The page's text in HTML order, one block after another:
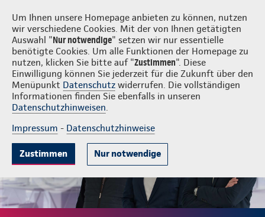
Um Ihnen unsere Homepage anbieten zu können, nutzen
wir verschiedene Cookies. Mit der von Ihnen getätigten
Auswahl "Nur notwendige" setzen wir nur essentielle
benötigte Cookies. Um alle Funktionen der Homepage zu
nutzen, klicken Sie bitte auf "Zustimmen". Diese
Einwilligung können Sie jederzeit für die Zukunft über den
Menüpunkt Datenschutz widerrufen. Die vollständigen
Informationen finden Sie ebenfalls in unseren
Datenschutzhinweisen.
Impressum - Datenschutzhinweise
Zustimmen Nur notwendige
communitas finanz e.K. Login
Ambulante Zusatzversicherung Krankenhauszusatzversicherung